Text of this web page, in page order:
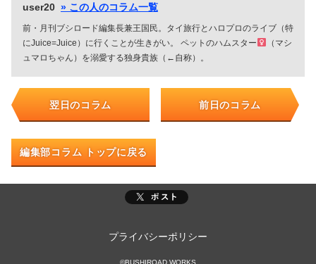
user20 » この人のコラム一覧
前・月刊ブシロード編集長兼王国民。タイ旅行とハロプロのライブ（特
にJuice=Juice）に行くことが生きがい。 ペットのハムスター
（マシ
ュマロちゃん）を溺愛する独身貴族（←自称）。
翌日のコラム 前日のコラム
編集部コラム トップに戻る
プライバシーポリシー
©BUSHIROAD WORKS